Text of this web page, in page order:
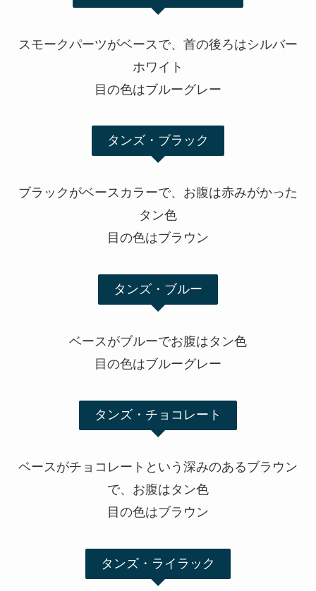
スモークパーツがベースで、首の後ろはシルバー
ホワイト
目の色はブルーグレー
タンズ・ブラック
ブラックがベースカラーで、お腹は赤みがかった
タン色
目の色はブラウン
タンズ・ブルー
ベースがブルーでお腹はタン色
目の色はブルーグレー
タンズ・チョコレート
ベースがチョコレートという深みのあるブラウン
で、お腹はタン色
目の色はブラウン
タンズ・ライラック